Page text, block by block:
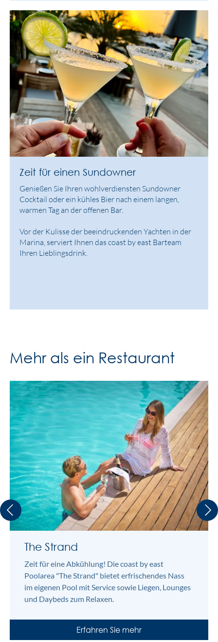
Zeit für einen Sundowner
Genießen Sie Ihren wohlverdiensten Sundowner
Cocktail oder ein kühles Bier nach einem langen,
warmen Tag an der offenen Bar.
Vor der Kulisse der beeindruckenden Yachten in der
Marina, serviert Ihnen das coast by east Barteam
Ihren Lieblingsdrink.
Mehr als ein Restaurant
The Strand
Zeit für eine Abkühlung! Die coast by east
Poolarea "The Strand" bietet erfrischendes Nass
im eigenen Pool mit Service sowie Liegen, Lounges
und Daybeds zum Relaxen.
Erfahren Sie mehr
uppereast
Im uppereast Nightclub feiern Sie Ihre Privatfeier,
Geburtstage oder Firmenfeiern im exklusiven
Rahmen mit DJ, Clubsound und beeindruckender
Lichttechnik.
Erfahren Sie mehr